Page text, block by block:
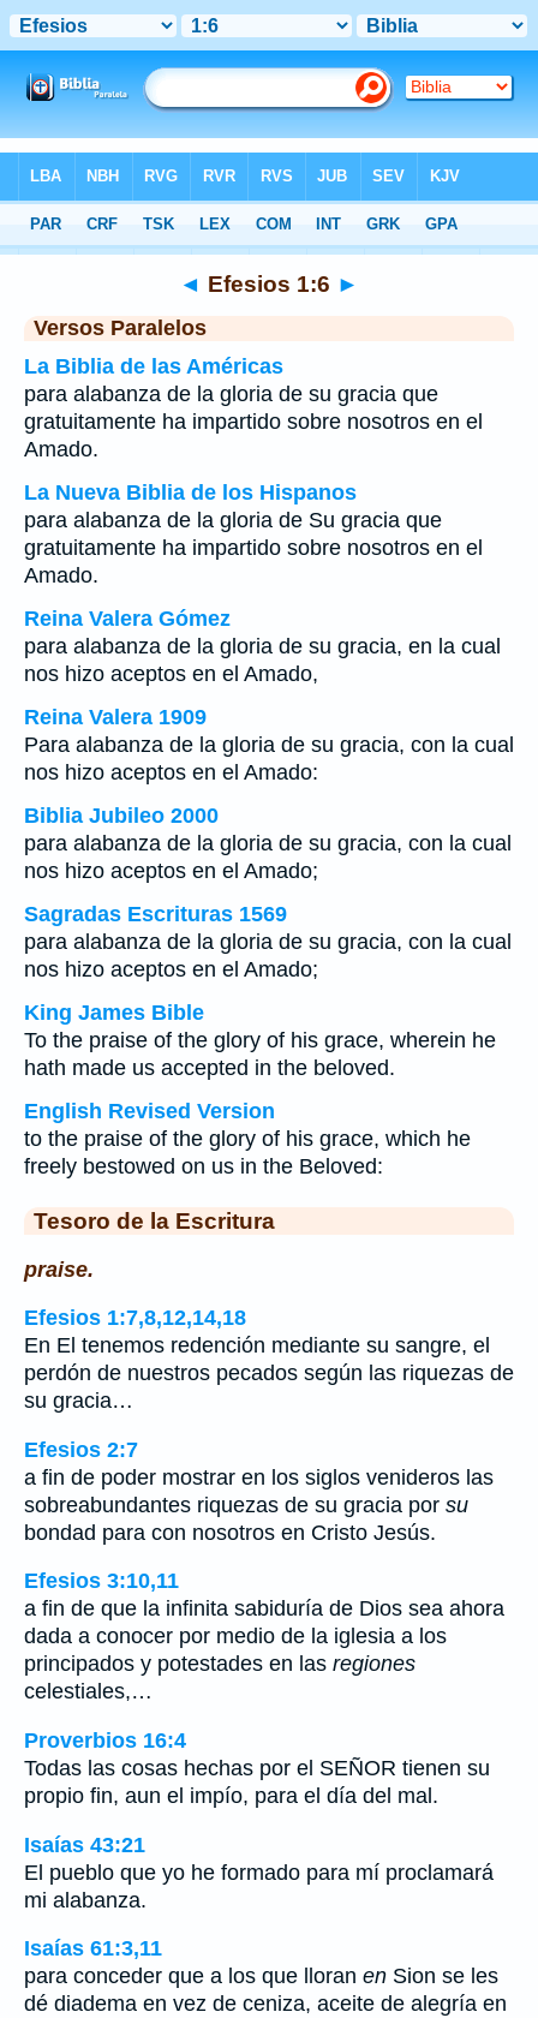
>Efesios Capítulo 1 > Verso 6
◄ Efesios 1:6 ►
Versos Paralelos
La Biblia de las Américas
para alabanza de la gloria de su gracia que
gratuitamente ha impartido sobre nosotros en el
Amado.
La Nueva Biblia de los Hispanos
para alabanza de la gloria de Su gracia que
gratuitamente ha impartido sobre nosotros en el
Amado.
Reina Valera Gómez
para alabanza de la gloria de su gracia, en la cual
nos hizo aceptos en el Amado,
Reina Valera 1909
Para alabanza de la gloria de su gracia, con la cual
nos hizo aceptos en el Amado:
Biblia Jubileo 2000
para alabanza de la gloria de su gracia, con la cual
nos hizo aceptos en el Amado;
Sagradas Escrituras 1569
para alabanza de la gloria de su gracia, con la cual
nos hizo aceptos en el Amado;
King James Bible
To the praise of the glory of his grace, wherein he
hath made us accepted in the beloved.
English Revised Version
to the praise of the glory of his grace, which he
freely bestowed on us in the Beloved:
Tesoro de la Escritura
praise.
Efesios 1:7,8,12,14,18
En El tenemos redención mediante su sangre, el
perdón de nuestros pecados según las riquezas de
su gracia…
Efesios 2:7
a fin de poder mostrar en los siglos venideros las
sobreabundantes riquezas de su gracia por su
bondad para con nosotros en Cristo Jesús.
Efesios 3:10,11
a fin de que la infinita sabiduría de Dios sea ahora
dada a conocer por medio de la iglesia a los
principados y potestades en las regiones
celestiales,…
Proverbios 16:4
Todas las cosas hechas por el SEÑOR tienen su
propio fin, aun el impío, para el día del mal.
Isaías 43:21
El pueblo que yo he formado para mí proclamará
mi alabanza.
Isaías 61:3,11
para conceder que a los que lloran en Sion se les
dé diadema en vez de ceniza, aceite de alegría en